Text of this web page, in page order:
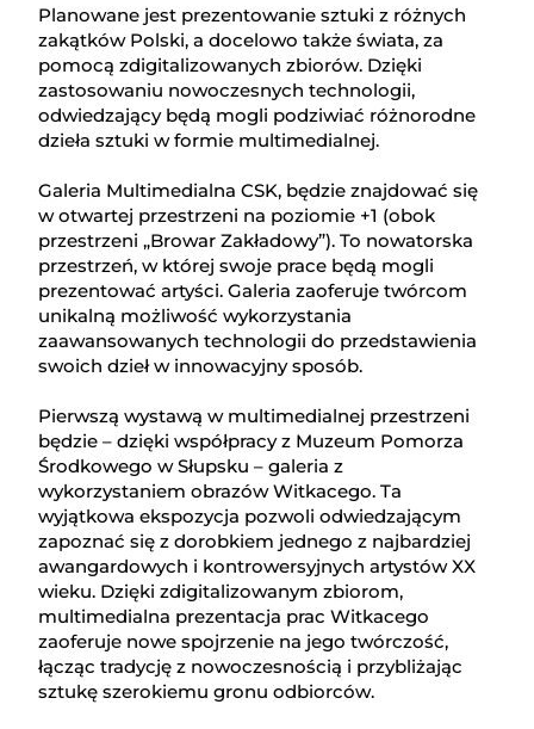
Planowane jest prezentowanie sztuki z różnych
zakątków Polski, a docelowo także świata, za
pomocą zdigitalizowanych zbiorów. Dzięki
zastosowaniu nowoczesnych technologii,
odwiedzający będą mogli podziwiać różnorodne
dzieła sztuki w formie multimedialnej.
Galeria Multimedialna CSK, będzie znajdować się
w otwartej przestrzeni na poziomie +1 (obok
przestrzeni „Browar Zakładowy”). To nowatorska
przestrzeń, w której swoje prace będą mogli
prezentować artyści. Galeria zaoferuje twórcom
unikalną możliwość wykorzystania
zaawansowanych technologii do przedstawienia
swoich dzieł w innowacyjny sposób.
Pierwszą wystawą w multimedialnej przestrzeni
będzie – dzięki współpracy z Muzeum Pomorza
Środkowego w Słupsku – galeria z
wykorzystaniem obrazów Witkacego. Ta
wyjątkowa ekspozycja pozwoli odwiedzającym
zapoznać się z dorobkiem jednego z najbardziej
awangardowych i kontrowersyjnych artystów XX
wieku. Dzięki zdigitalizowanym zbiorom,
multimedialna prezentacja prac Witkacego
zaoferuje nowe spojrzenie na jego twórczość,
łącząc tradycję z nowoczesnością i przybliżając
sztukę szerokiemu gronu odbiorców.